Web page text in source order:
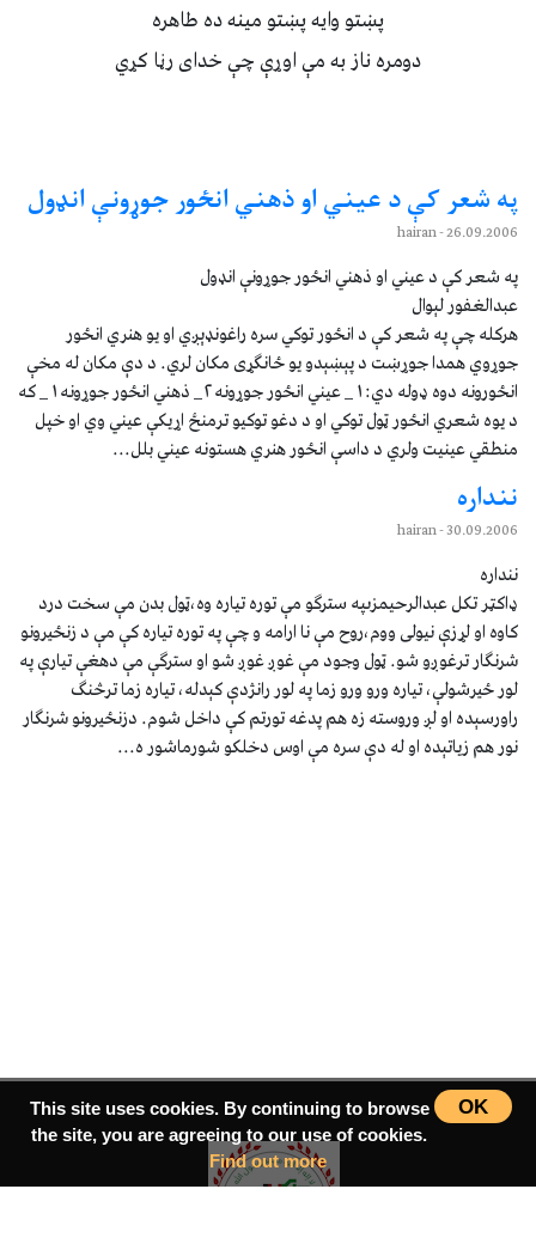
پښتو وايه پښتو مينه ده طاهره
دومره ناز به مې اوړې چې خداى رڼا کړي
په شعر کې د عيني او ذهني انځور جوړونې انډول
26.09.2006
- hairan
په شعر کې د عيني او ذهني انځور جوړونې انډول
عبدالغفور لېوال
هرکله چې په شعر کې د انځور توکي سره راغونډېږي او يو هنري انځور
جوړوي همدا جوړښت د پېښېدو يو ځانګړى مکان لري. د دې مکان له مخې
انځورونه دوه ډوله دي:١_ عيني انځور جوړونه٢_ ذهني انځور جوړونه١_ که
د يوه شعري انځور ټول توکي او د دغو توکيو ترمنځ اړيکې عيني وي او خپل
منطقي عينيت ولري د داسې انځور هنري هستونه عيني بلل...
ننداره
30.09.2006
- hairan
ننداره
ډاکټر تکل عبدالرحيمزىپه سترګو مې توره تياره وه،ټول بدن مې سخت درد
کاوه او لړزې نيولی ووم،روح مې نا ارامه و چې په توره تياره کې مې د زنځيرونو
شرنګار ترغوږو شو. ټول وجود مې غوږ غوږ شو او سترګې مې دهغې تيارې په
لور ځيرشولې، تياره ورو ورو زما په لور رانژدې کېدله، تياره زما ترڅنګ
راورسېده او لږ وروسته زه هم پدغه تورتم کې داخل شوم. دزنځيرونو شرنګار
نور هم زياتېده او له دې سره مې اوس دخلکو شورماشور ه...
OK
This site uses cookies. By continuing to browse
the site, you are agreeing to our use of cookies.
Find out more